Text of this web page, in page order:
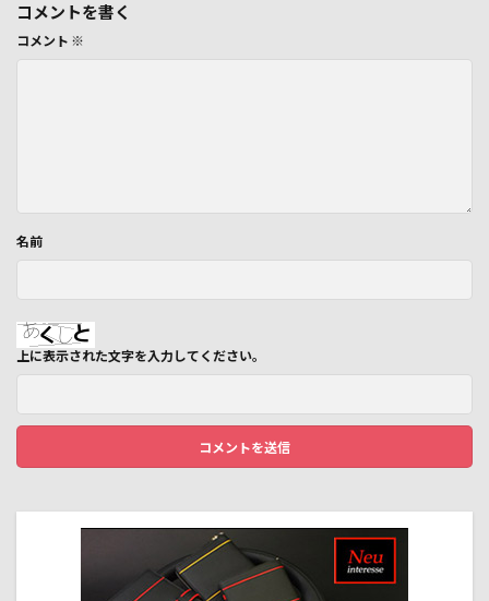
コメントを書く
コメント ※
名前
上に表示された文字を入力してください。